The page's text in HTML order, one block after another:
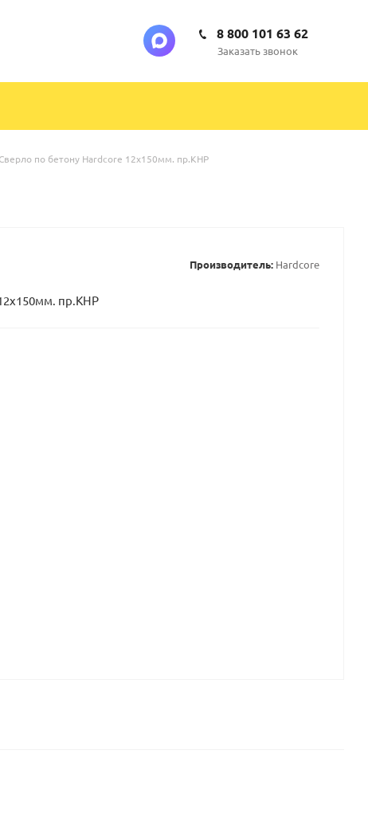
8 800 101 63 62
Заказать звонок
Сверло по бетону Hardcore 12х150мм. пр.КНР
Производитель: Hardcore
пр.КНР